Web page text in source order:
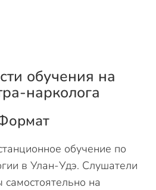
обучения на
нарколога
обучение по
в Улан-Удэ. Слушатели
на